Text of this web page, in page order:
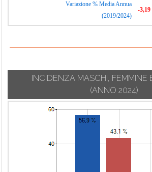
Variazione % Media Annua
(2019/2024)
-3,19
INCIDENZA MASCHI, FEMMINE
(ANNO 2024)